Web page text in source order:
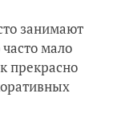
занимают
мало
прекрасно